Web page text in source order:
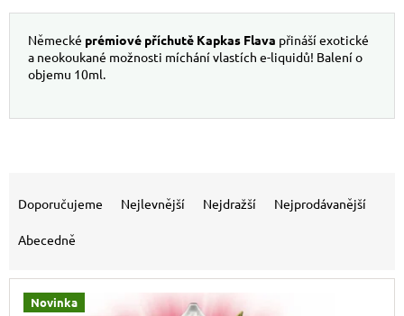
Německé prémiové příchutě Kapkas Flava přináší exotické
a neokoukané možnosti míchání vlastích e-liquidů! Balení o
objemu 10ml.
Doporučujeme Nejlevnější Nejdražší Nejprodávanější
Abecedně
Novinka